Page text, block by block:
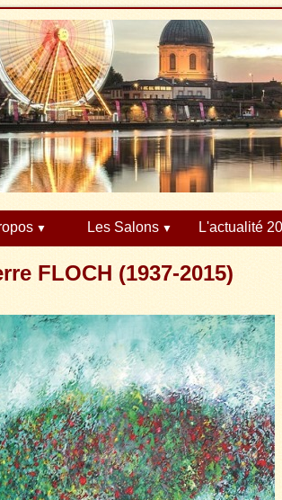
Les Salons L'actualité
FLOCH (1937-2015)